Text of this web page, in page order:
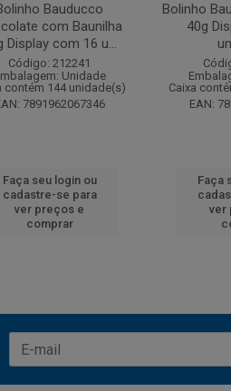
Bauducco
com Baunilha
Display com 16 u...
Código: 212241
Unidade
contém 144 unidade(s)
7891962067346
Faça seu login ou
cadastre-se para
ver preços e
comprar
Bolinho
40g
Caixa
EAN:
Faça
ver